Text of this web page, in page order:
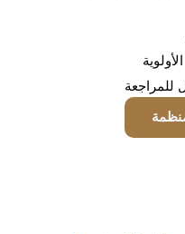
للمراجعة